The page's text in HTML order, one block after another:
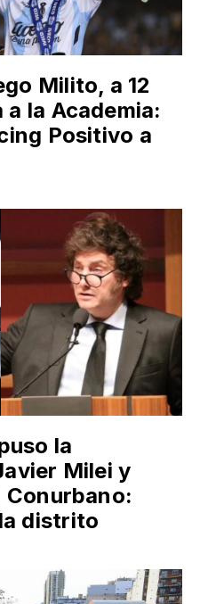
Milito, a 12
la Academia:
Positivo a
la
Milei y
distrito